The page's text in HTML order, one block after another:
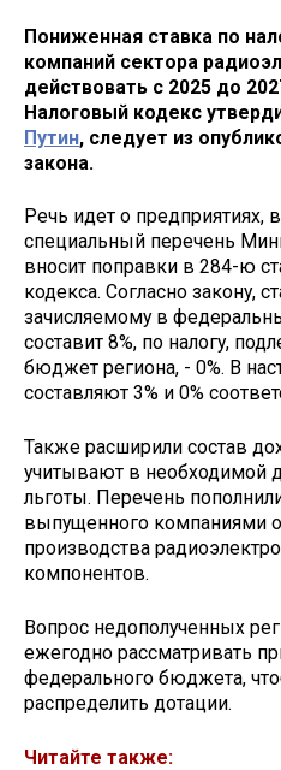
Пониженная ставка по
компаний сектора
действовать с 2025 до
Налоговый кодекс
Путин, следует из
закона.
Речь идет о предприятиях,
специальный перечень
вносит поправки в 284-ю
кодекса. Согласно закону,
зачисляемому в
составит 8%, по налогу,
бюджет региона, - 0%. В
составляют 3% и 0%
Также расширили состав
учитывают в необходимой
льготы. Перечень
выпущенного компаниями
производства
компонентов.
Вопрос недополученных
ежегодно рассматривать
федерального бюджета,
распределить дотации.
Читайте также: